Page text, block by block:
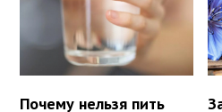
Почему нельзя пить